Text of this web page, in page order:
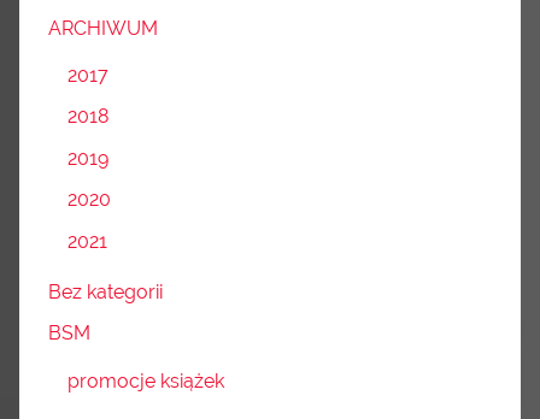
ARCHIWUM
2017
2018
2019
2020
2021
Bez kategorii
BSM
promocje książek